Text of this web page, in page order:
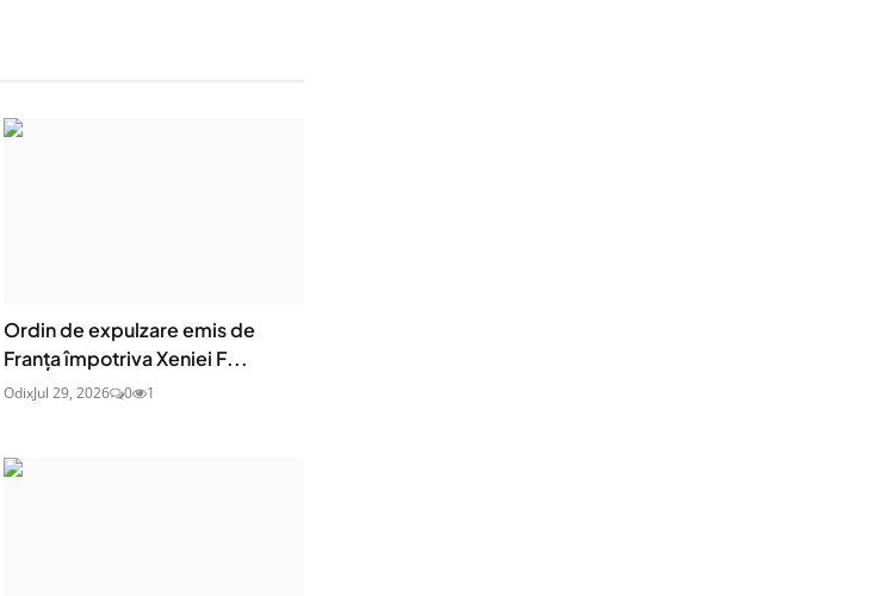
Ordin de expulzare emis de
Franța împotriva Xeniei F...
OdixJul 29, 2026 0 1